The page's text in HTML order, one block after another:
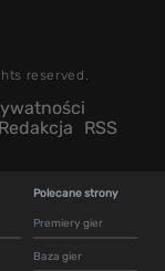
reserved.
Redakcja RSS
Polecane strony
Premiery gier
Baza gier